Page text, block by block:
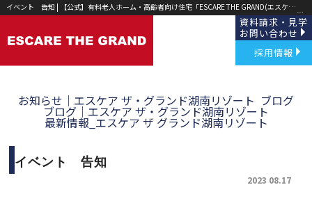
イベント 告知 | 【公式】有料老人ホーム・高齢者向け住宅「ESCARE THE GRAND(エスケア ザ グランド)」草津・野洲｜
資料請求・見学
お問い合わせ
採用情報
お知らせ｜エスケア ザ・グランド湖南リゾート ブログ
ブログ｜エスケア ザ・グランド湖南リゾート
最新情報_エスケア ザ グランド湖南リゾート
イベント 告知
2023 08.17